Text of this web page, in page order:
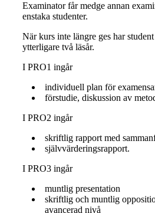
Examinator får medge annan
enstaka studenter.
När kurs inte längre ges har
ytterligare två läsår.
I PRO1 ingår
individuell plan för
förstudie, diskussion av
I PRO2 ingår
skriftlig rapport med
självvärderingsrapport.
I PRO3 ingår
muntlig presentation
skriftlig och muntlig
avancerad nivå